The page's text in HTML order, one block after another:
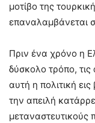
μοτίβο της
επαναλαμβάνεται
Πριν ένα χρόνο η
δύσκολο τρόπο, τις
αυτή η πολιτική
την απειλή